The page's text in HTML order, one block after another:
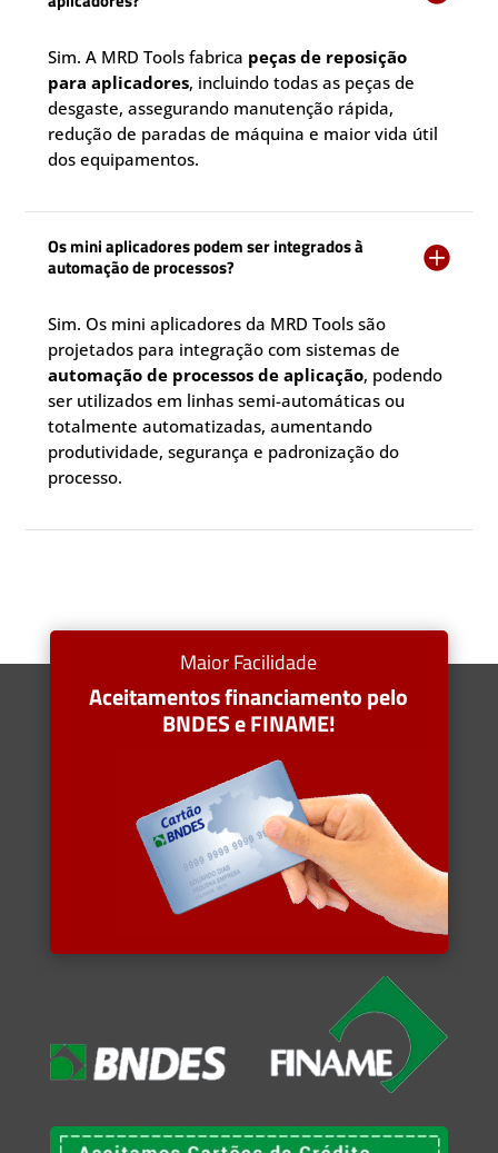
Sim. A MRD Tools fabrica peças de reposição
para aplicadores, incluindo todas as peças de
desgaste, assegurando manutenção rápida,
redução de paradas de máquina e maior vida útil
dos equipamentos.
Os mini aplicadores podem ser integrados à
automação de processos?

Sim. Os mini aplicadores da MRD Tools são
projetados para integração com sistemas de
automação de processos de aplicação, podendo
ser utilizados em linhas semi-automáticas ou
totalmente automatizadas, aumentando
produtividade, segurança e padronização do
processo.
Maior Facilidade
Aceitamentos financiamento pelo
BNDES e FINAME!